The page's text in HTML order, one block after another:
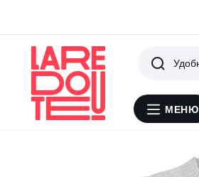
Меню
МЕНЮ
Поиск